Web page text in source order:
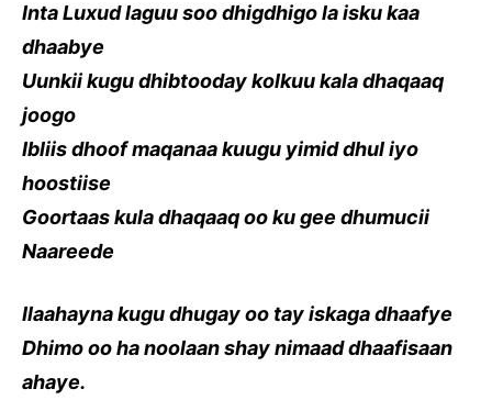
Inta Luxud laguu soo dhigdhigo la isku kaa
dhaabye
Uunkii kugu dhibtooday kolkuu kala dhaqaaq
joogo
Ibliis dhoof maqanaa kuugu yimid dhul iyo
hoostiise
Goortaas kula dhaqaaq oo ku gee dhumucii
Naareede
Ilaahayna kugu dhugay oo tay iskaga dhaafye
Dhimo oo ha noolaan shay nimaad dhaafisaan
ahaye.